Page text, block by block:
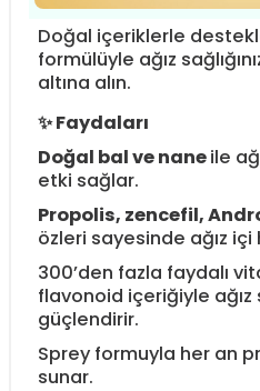
Doğal içeriklerle
formülüyle ağız
altına alın.
✨ Faydaları
Doğal bal ve naneile
etki sağlar.
Propolis, zencefil,
özleri sayesinde ağız
300’den fazla faydalı
flavonoid içeriğiyle ağız
güçlendirir.
Sprey formuyla her an
sunar.